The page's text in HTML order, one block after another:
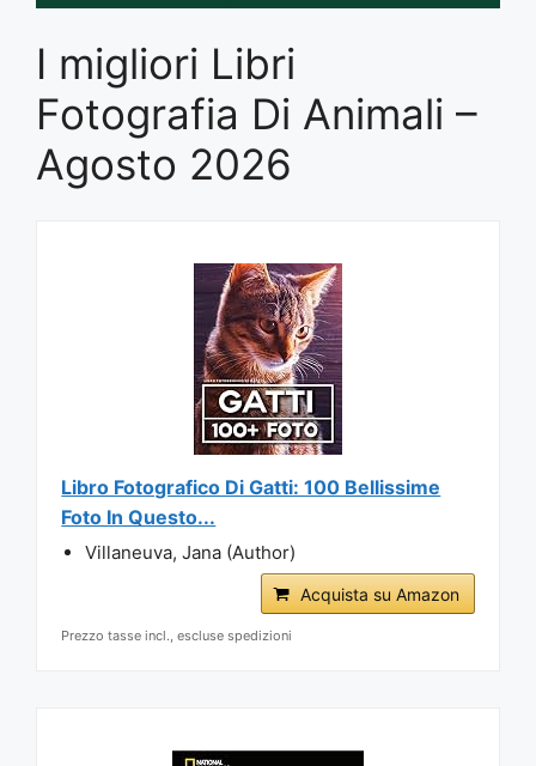
I migliori Libri
Fotografia Di Animali –
Agosto 2026
Libro Fotografico Di Gatti: 100 Bellissime
Foto In Questo...
Villaneuva, Jana (Author)
Acquista su Amazon
Prezzo tasse incl., escluse spedizioni